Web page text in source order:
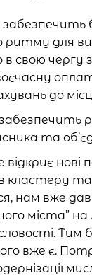
ритму для
в свою чергу
до
та
нові
кластеру
нам вже
міста” на
Тим
вже є.